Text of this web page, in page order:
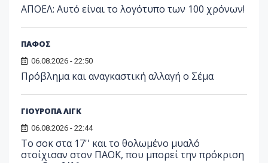
ΑΠΟΕΛ: Αυτό είναι το λογότυπο των 100 χρόνων!
ΠΑΦΟΣ
06.08.2026 - 22:50
Πρόβλημα και αναγκαστική αλλαγή ο Σέμα
ΓΙΟΥΡΟΠΑ ΛΙΓΚ
06.08.2026 - 22:44
Το σοκ στα 17'' και το θολωμένο μυαλό
στοίχισαν στον ΠΑΟΚ, που μπορεί την πρόκριση